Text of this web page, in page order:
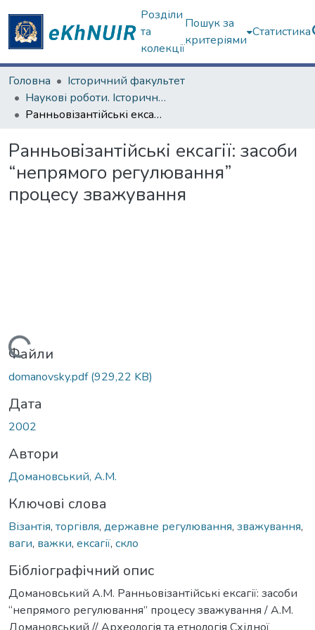
Розділи
та
колекції
Пошук за
критеріями
Статистика
Головна
Історичний факультет
Наукові роботи. Історичний факультет
Ранньовізантійські ексагії: засоби “непрямого регулювання” процесу зважування
Ранньовізантійські ексагії: засоби
“непрямого регулювання”
процесу зважування
Вантажиться...
Файли
domanovsky.pdf(929,22 KB)
Дата
2002
Автори
Домановський, А.М.
Ключові слова
Візантія, торгівля, державне регулювання, зважування,
ваги, важки, ексагії, скло
Бібліографічний опис
Домановський А.М. Ранньовізантійські ексагії: засоби
“непрямого регулювання” процесу зважування / А.М.